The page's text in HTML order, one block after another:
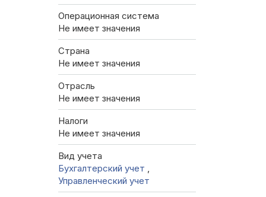
Операционная система
Не имеет значения
Страна
Не имеет значения
Отрасль
Не имеет значения
Налоги
Не имеет значения
Вид учета
Бухгалтерский учет ,
Управленческий учет